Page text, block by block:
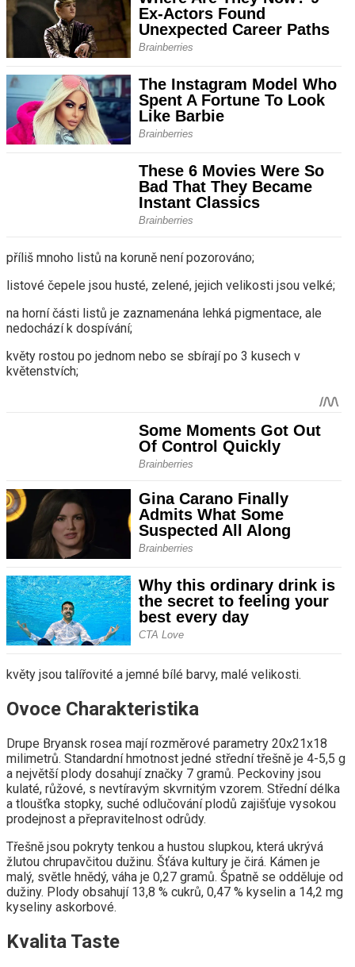
příliš mnoho listů na koruně není pozorováno;
listové čepele jsou husté, zelené, jejich velikosti jsou velké;
na horní části listů je zaznamenána lehká pigmentace, ale
nedochází k dospívání;
květy rostou po jednom nebo se sbírají po 3 kusech v
květenstvích;
květy jsou talířovité a jemné bílé barvy, malé velikosti.
Ovoce Charakteristika
Drupe Bryansk rosea mají rozměrové parametry 20x21x18
milimetrů. Standardní hmotnost jedné střední třešně je 4-5,5 g
a největší plody dosahují značky 7 gramů. Peckoviny jsou
kulaté, růžové, s nevtíravým skvrnitým vzorem. Střední délka
a tloušťka stopky, suché odlučování plodů zajišťuje vysokou
prodejnost a přepravitelnost odrůdy.
Třešně jsou pokryty tenkou a hustou slupkou, která ukrývá
žlutou chrupavčitou dužinu. Šťáva kultury je čirá. Kámen je
malý, světle hnědý, váha je 0,27 gramů. Špatně se odděluje od
dužiny. Plody obsahují 13,8 % cukrů, 0,47 % kyselin a 14,2 mg
kyseliny askorbové.
Kvalita Taste